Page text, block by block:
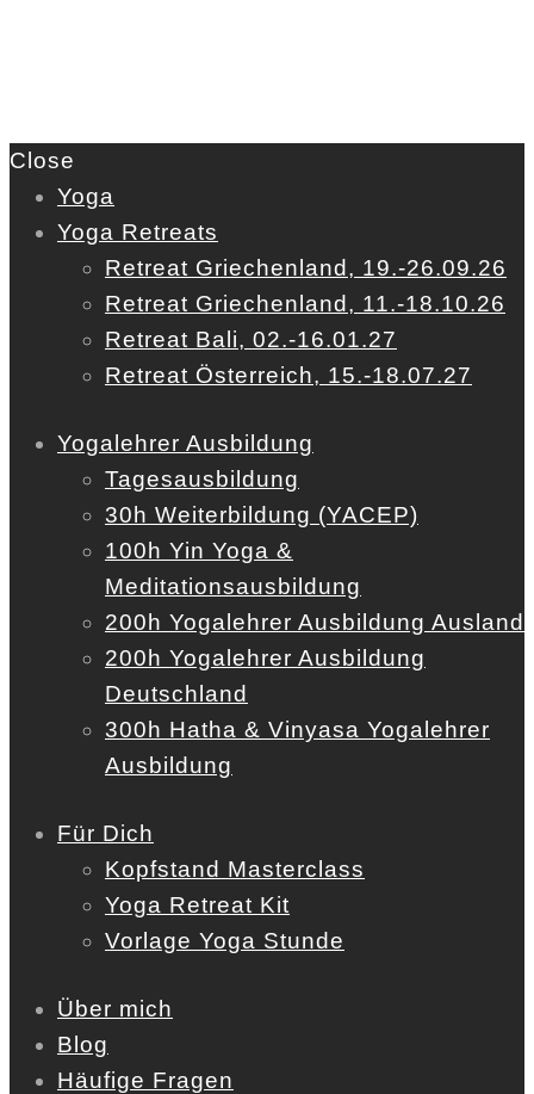
Close
Yoga
Yoga Retreats
Retreat Griechenland, 19.-26.09.26
Retreat Griechenland, 11.-18.10.26
Retreat Bali, 02.-16.01.27
Retreat Österreich, 15.-18.07.27
Yogalehrer Ausbildung
Tagesausbildung
30h Weiterbildung (YACEP)
100h Yin Yoga &
Meditationsausbildung
200h Yogalehrer Ausbildung Ausland
200h Yogalehrer Ausbildung
Deutschland
300h Hatha & Vinyasa Yogalehrer
Ausbildung
Für Dich
Kopfstand Masterclass
Yoga Retreat Kit
Vorlage Yoga Stunde
Über mich
Blog
Häufige Fragen